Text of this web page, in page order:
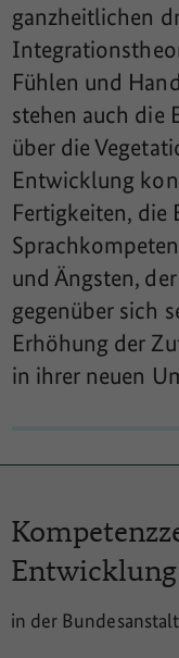
ganzheitlichen
Fühlen und
stehen auch die
über die
Entwicklung
Fertigkeiten, die
und Ängsten,
gegenüber sich
Erhöhung der
in ihrer neuen
Entwicklung
in der